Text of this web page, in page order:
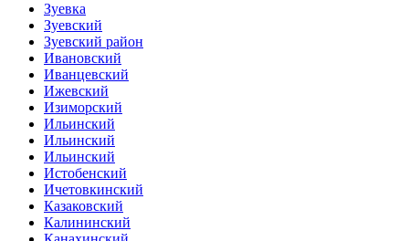
Зуевка
Зуевский
Зуевский район
Ивановский
Иванцевский
Ижевский
Изиморский
Ильинский
Ильинский
Ильинский
Истобенский
Ичетовкинский
Казаковский
Калининский